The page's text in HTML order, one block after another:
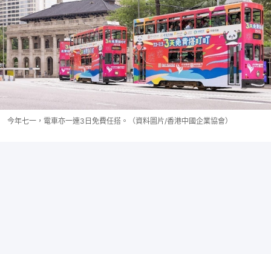
今年七一，電車亦一連3日免費任搭。（資料圖片/香港中國企業協會）